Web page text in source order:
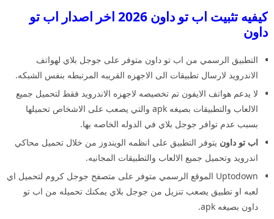
كيفيه تثبيت اب تو داون 2026 اخر اصدار اب تو
داون
التطبيق الرسمي من اب تو داون متوفر على جوجل بلاي لهواتف
الاندرويد لارسال تطبيقات الى الاجهزه القريبه المرتبطه بنفس الشبكه.
لا يدعم هواتف الايفون تم تخصيصه لاجهزه الاندرويد فقط لتحميل جميع
الالعاب والتطبيقات بصيغه apk والتي يصعب على الاشخاص تحميلها
بسبب عدم توافر جوجل بلاي في الدوله الخاصه بها.
اب تو داون يتوفر التطبيق على انظمه الويندوز من خلال تحميل محاكي
اندرويد وتحميل جميع الالعاب والتطبيقات المجانيه.
Uptodown الموقع الرسمي متوفر على متصفح جوجل كروم لتحميل اي
لعبه او تطبيق يصعب تنزيل من جوجل بلاي يمكنك تحميله من اب تو
داون بصيغه apk.